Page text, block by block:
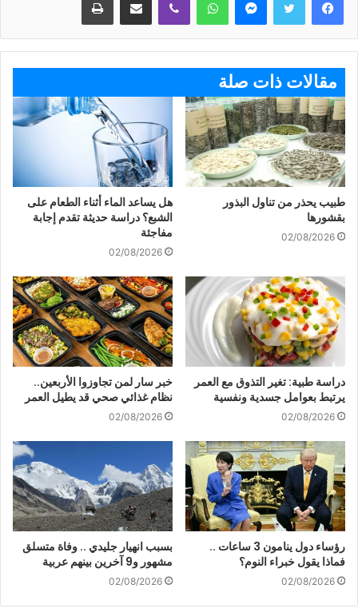
مقالات ذات صلة
طبيب يحذر من تناول البذور
بقشورها
02/08/2026
هل يساعد الماء أثناء الطعام على
الشبع؟ دراسة حديثة تقدم إجابة
مفاجئة
02/08/2026
دراسة طبية: تغير التذوق مع العمر
يرتبط بعوامل جسدية ونفسية
02/08/2026
خبر سار لمن تجاوزوا الأربعين..
نظام غذائي صحي قد يطيل العمر
02/08/2026
رؤساء دول ينامون 3 ساعات ..
فماذا يقول خبراء النوم؟
02/08/2026
بسبب انهيار جليدي .. وفاة متسلق
مشهور و9 آخرين بينهم عربية
02/08/2026